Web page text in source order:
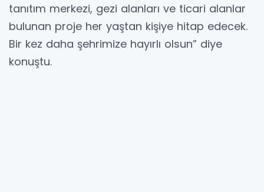
tanıtım merkezi, gezi alanları ve ticari alanlar
bulunan proje her yaştan kişiye hitap edecek.
Bir kez daha şehrimize hayırlı olsun” diye
konuştu.